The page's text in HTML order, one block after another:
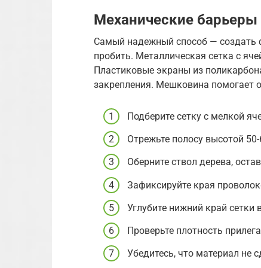
Механические
Самый надежный способ — создать
пробить. Металлическая сетка с
Пластиковые экраны из
закрепления. Мешковина помогает
Подберите сетку с мелкой
Отрежьте полосу высотой
Оберните ствол дерева,
Зафиксируйте края
Углубите нижний край
Проверьте плотность
Убедитесь, что материал не